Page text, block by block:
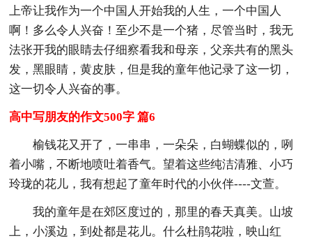
上帝让我作为一个中国人开始我的人生，一个中国人
啊！多么令人兴奋！至少不是一个猪，尽管当时，我无
法张开我的眼睛去仔细察看我和母亲，父亲共有的黑头
发，黑眼睛，黄皮肤，但是我的童年他记录了这一切，
这一切令人兴奋的事。
高中写朋友的作文500字 篇6
榆钱花又开了，一串串，一朵朵，白蝴蝶似的，咧
着小嘴，不断地喷吐着香气。望着这些纯洁清雅、小巧
玲珑的花儿，我有想起了童年时代的小伙伴----文萱。
我的童年是在郊区度过的，那里的春天真美。山坡
上，小溪边，到处都是花儿。什么杜鹃花啦，映山红